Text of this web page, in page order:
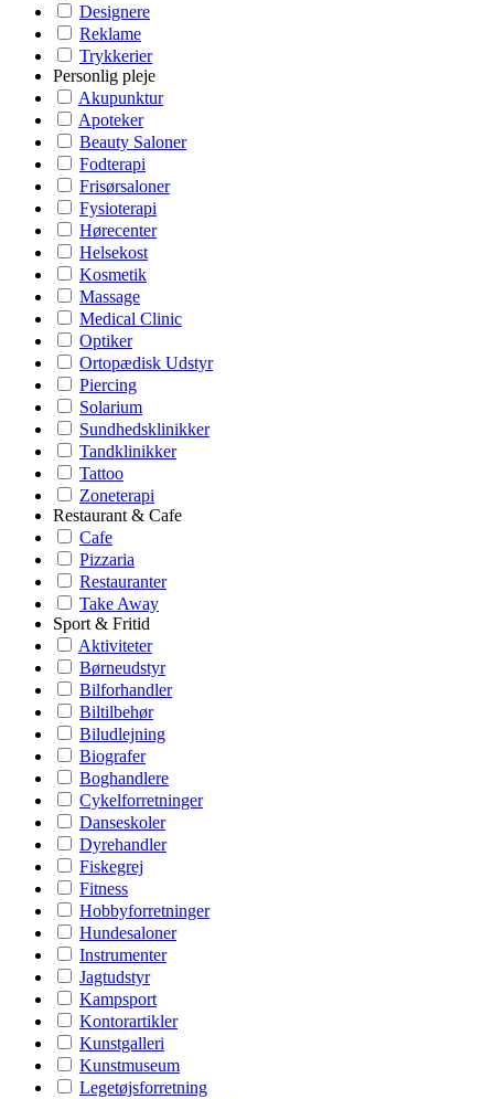
Designere
Reklame
Trykkerier
Personlig pleje
Akupunktur
Apoteker
Beauty Saloner
Fodterapi
Frisørsaloner
Fysioterapi
Hørecenter
Helsekost
Kosmetik
Massage
Medical Clinic
Optiker
Ortopædisk Udstyr
Piercing
Solarium
Sundhedsklinikker
Tandklinikker
Tattoo
Zoneterapi
Restaurant & Cafe
Cafe
Pizzaria
Restauranter
Take Away
Sport & Fritid
Aktiviteter
Børneudstyr
Bilforhandler
Biltilbehør
Biludlejning
Biografer
Boghandlere
Cykelforretninger
Danseskoler
Dyrehandler
Fiskegrej
Fitness
Hobbyforretninger
Hundesaloner
Instrumenter
Jagtudstyr
Kampsport
Kontorartikler
Kunstgalleri
Kunstmuseum
Legetøjsforretning